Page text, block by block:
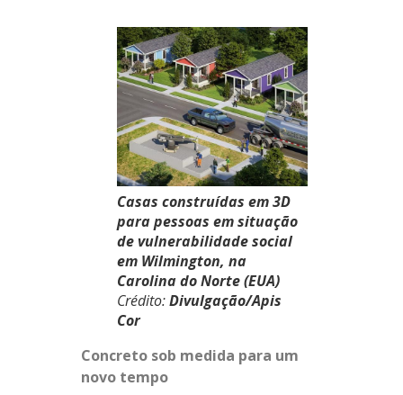
Casas construídas em 3D
para pessoas em situação
de vulnerabilidade social
em Wilmington, na
Carolina do Norte (EUA)
Crédito:Divulgação/Apis
Cor
Concreto sob medida para um
novo tempo